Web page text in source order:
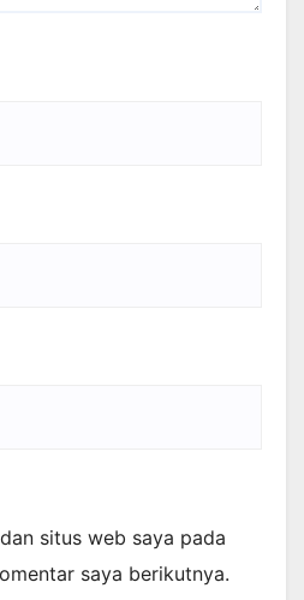
situs web saya pada
saya berikutnya.